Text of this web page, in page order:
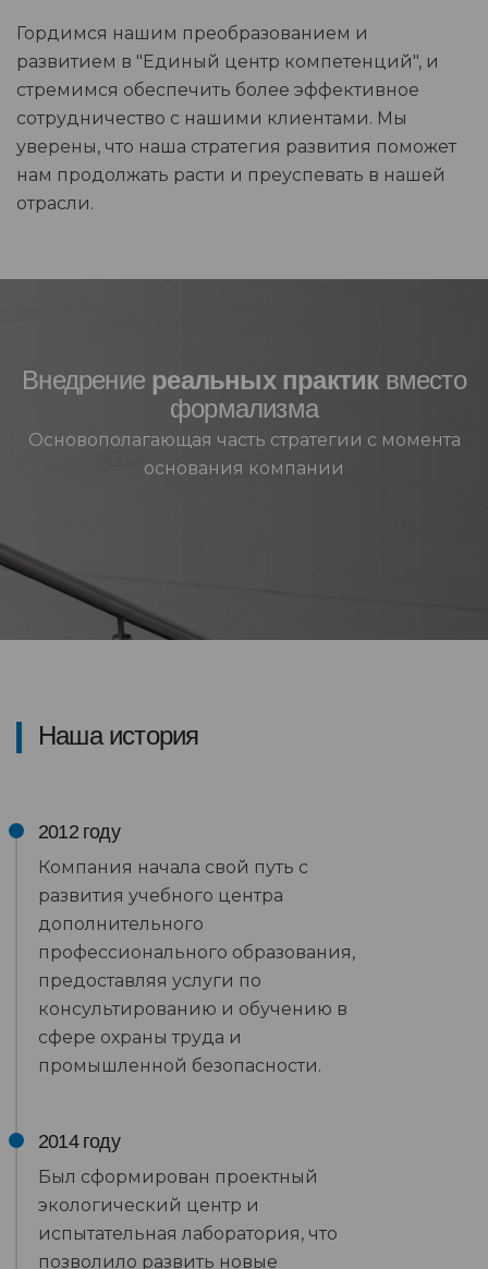
Гордимся нашим преобразованием и
развитием в "Единый центр компетенций", и
стремимся обеспечить более эффективное
сотрудничество с нашими клиентами. Мы
уверены, что наша стратегия развития поможет
нам продолжать расти и преуспевать в нашей
отрасли.
Внедрение реальных практиквместо
формализма
Основополагающая часть стратегии с момента
основания компании
Наша история
2012 году
Компания начала свой путь с
развития учебного центра
дополнительного
профессионального образования,
предоставляя услуги по
консультированию и обучению в
сфере охраны труда и
промышленной безопасности.
2014 году
Был сформирован проектный
экологический центр и
испытательная лаборатория, что
позволило развить новые